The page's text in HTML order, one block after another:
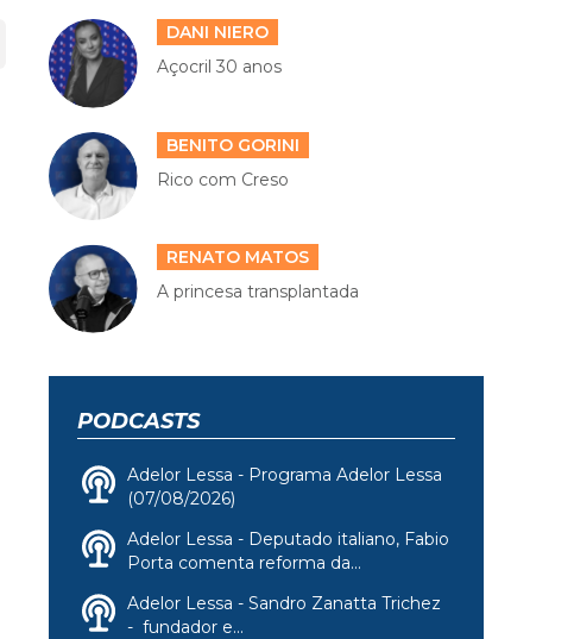
DANI NIERO
Açocril 30 anos
BENITO GORINI
Rico com Creso
RENATO MATOS
A princesa transplantada
PODCASTS
Adelor Lessa - Programa Adelor Lessa
(07/08/2026)
Adelor Lessa - Deputado italiano, Fabio
Porta comenta reforma da...
Adelor Lessa - Sandro Zanatta Trichez
- fundador e...